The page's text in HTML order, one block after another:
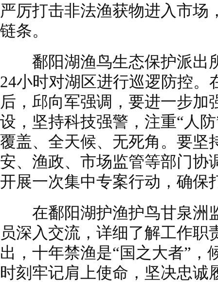
严厉打击非法渔获物进入市场
链条。
鄱阳湖渔鸟生态保护派出
24小时对湖区进行巡逻防控
后，邱向军强调，要进一步加
设，坚持科技强警，注重“人
覆盖、全天候、无死角。要坚
安、渔政、市场监管等部门协
开展一次集中专案行动，确保
在鄱阳湖护渔护鸟甘泉洲
员深入交流，详细了解工作职
出，十年禁渔是“国之大者”，
时刻牢记肩上使命，坚决忠诚